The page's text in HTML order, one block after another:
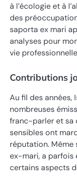
à l’écologie et à
des
saporta ex mari
analyses pour
vie
Contributions
Au fil des
nombreuses
franc-parler et sa
sensibles ont
réputation. Même
ex-mari, a parfois
certains aspects